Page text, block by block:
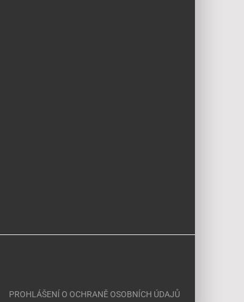
PROHLÁŠENÍ O OCHRANĚ OSOBNÍCH ÚDAJŮ